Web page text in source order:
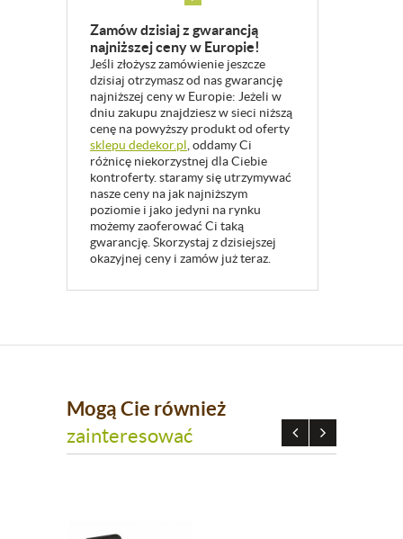
Zamów dzisiaj z gwarancją
najniższej ceny w Europie!
Jeśli złożysz zamówienie jeszcze
dzisiaj otrzymasz od nas gwarancję
najniższej ceny w Europie: Jeżeli w
dniu zakupu znajdziesz w sieci niższą
cenę na powyższy produkt od oferty
sklepu dedekor.pl, oddamy Ci
różnicę niekorzystnej dla Ciebie
kontroferty. staramy się utrzymywać
nasze ceny na jak najniższym
poziomie i jako jedyni na rynku
możemy zaoferować Ci taką
gwarancję. Skorzystaj z dzisiejszej
okazyjnej ceny i zamów już teraz.
Mogą Cie również
zainteresować